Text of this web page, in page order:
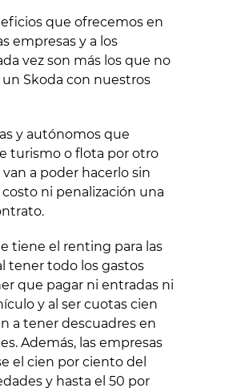
que ofrecemos en
empresas y a los
vez son más los que no
Skoda con nuestros
y autónomos que
turismo o flota por otro
a poder hacerlo sin
ni penalización una
tiene el renting para las
tener todo los gastos
que pagar ni entradas ni
y al ser cuotas cien
a tener descuadres en
Además, las empresas
el cien por ciento del
y hasta el 50 por